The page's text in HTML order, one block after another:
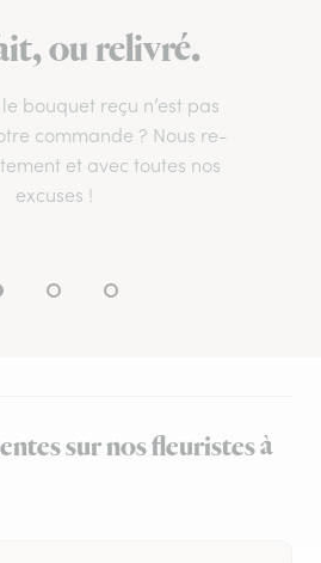
ou relivré.
bouquet reçu n’est pas
commande ? Nous re-
et avec toutes nos
excuses !
sur nos fleuristes à